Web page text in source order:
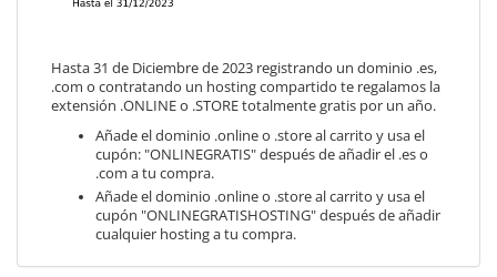
Hasta 31 de Diciembre de 2023 registrando un dominio .es,
.com o contratando un hosting compartido te regalamos la
extensión .ONLINE o .STORE totalmente gratis por un año.
Añade el dominio .online o .store al carrito y usa el
cupón: "ONLINEGRATIS" después de añadir el .es o
.com a tu compra.
Añade el dominio .online o .store al carrito y usa el
cupón "ONLINEGRATISHOSTING" después de añadir
cualquier hosting a tu compra.